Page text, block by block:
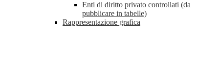
Enti di diritto privato controllati (da
pubblicare in tabelle)
Rappresentazione grafica